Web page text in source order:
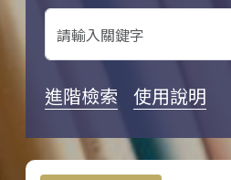
進階檢索 使用說明